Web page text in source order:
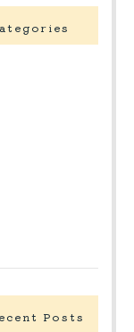
Posts